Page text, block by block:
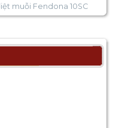
muỗi Fendona 10SC